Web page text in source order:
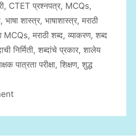
, CTET प्रश्नपत्र, MCQs,
, भाषा शास्त्र, भाषाशास्त्र, मराठी
MCQs, मराठी शब्द, व्याकरण, शब्द
निर्मिती, शब्दांचे प्रकार, शालेय
पात्रता परीक्षा, शिक्षण, शुद्ध